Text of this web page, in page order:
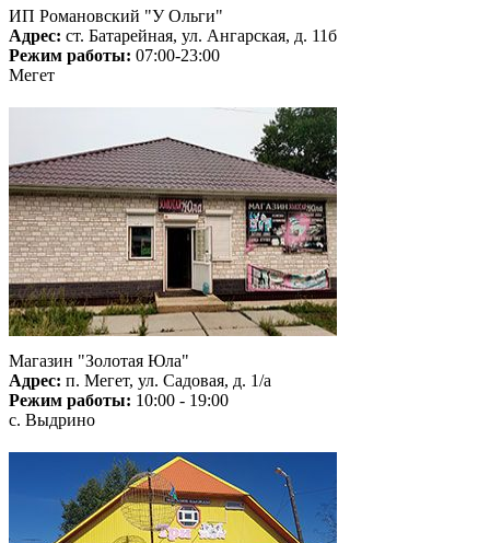
ИП Романовский "У Ольги"
Адрес: ст. Батарейная, ул. Ангарская, д. 11б
Режим работы: 07:00-23:00
Мегет
Магазин "Золотая Юла"
Адрес: п. Мегет, ул. Садовая, д. 1/а
Режим работы: 10:00 - 19:00
с. Выдрино